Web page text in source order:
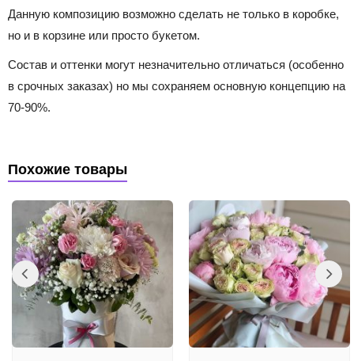
Данную композицию возможно сделать не только в коробке,
но и в корзине или просто букетом.
Состав и оттенки могут незначительно отличаться (особенно
в срочных заказах) но мы сохраняем основную концепцию на
70-90%.
Похожие товары